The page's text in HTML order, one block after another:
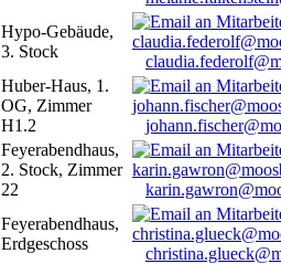
Hypo-Gebäude,
3. Stock
Huber-Haus, 1.
OG, Zimmer
H1.2
Feyerabendhaus,
2. Stock, Zimmer
22
Feyerabendhaus,
Erdgeschoss